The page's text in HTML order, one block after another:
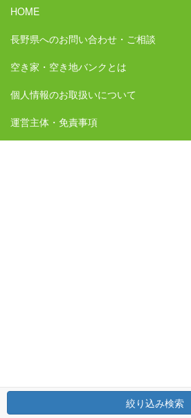
絞り込み検索
HOME
長野県へのお問い合わせ・ご相談
空き家・空き地バンクとは
個人情報のお取扱いについて
運営主体・免責事項